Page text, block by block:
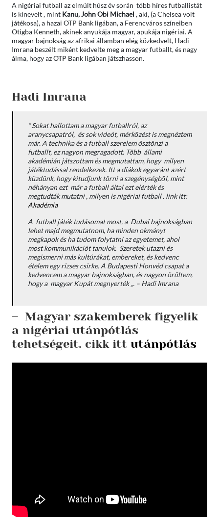
A nigériai futball az elmúlt húsz év során több híres futballistát
is kinevelt , mint Kanu,John Obi Michael , aki, (a Chelsea volt
játékosa), a hazai OTP Bank ligában, a Ferencváros színeiben
Otigba Kenneth, akinek anyukája magyar, apukája nigériai.A
magyar bajnokság az afrikai államban elég közkedvelt, Hadi
Imrana beszélt miként kedvelte meg a magyar futballt, és nagy
álma, hogy az OTP Bank ligában játszhasson.
Hadi Imrana
”Sokat hallottam a magyar futballról, az
aranycsapatról, és sok videót, mérkőzést is megnéztem
már. A technika és a futball szerelem ösztönzi a
futballt, ez nagyon megragadott. Több állami
akadémián játszottam és megmutattam, hogy milyen
játéktudással rendelkezek. Itt a diákok egyaránt azért
küzdünk, hogy kitudjunk törni a szegénységből, mint
néhányan ezt már a futball által ezt elérték és
megtudták mutatni , milyen is nigériai futball . link itt:
Akadémia
A futball játék tudásomat most, a Dubai bajnokságban
lehet majd megmutatnom, ha minden okmányt
megkapok és ha tudom folytatni az egyetemet, ahol
most kommunikációt tanulok. Szeretek utazni és
megismerni más kultúrákat, embereket, és kedvenc
ételem egy rizses csirke. A Budapesti Honvéd csapat a
kedvencem a magyar bajnokságban, és nagyon örültem,
hogy a magyar Kupát megnyerték „.– Hadi Imrana
– Magyar szakemberek figyelik
a nigériai utánpótlás
tehetségeit. cikk itt utánpótlás